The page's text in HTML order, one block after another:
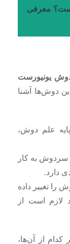
معرفی
یونیورست
دوش‌ها آشنا
علم دوش،
سردوش به کار
دارد.
را تغییر داده
لازم است از
از آن‌ها،